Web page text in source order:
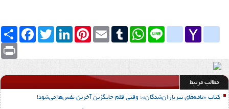
Facebook TwitterLinkedInPinterest Email TumblrWhatsApp Line
google_bookmarks
Yahoo
yahoo_messenger
Print
مطالب مرتبط
کتاب «نامه‌های تیرباران‌شدگان»؛ وقتی قلم جایگزین آخرین نفس‌ها می‌شود!